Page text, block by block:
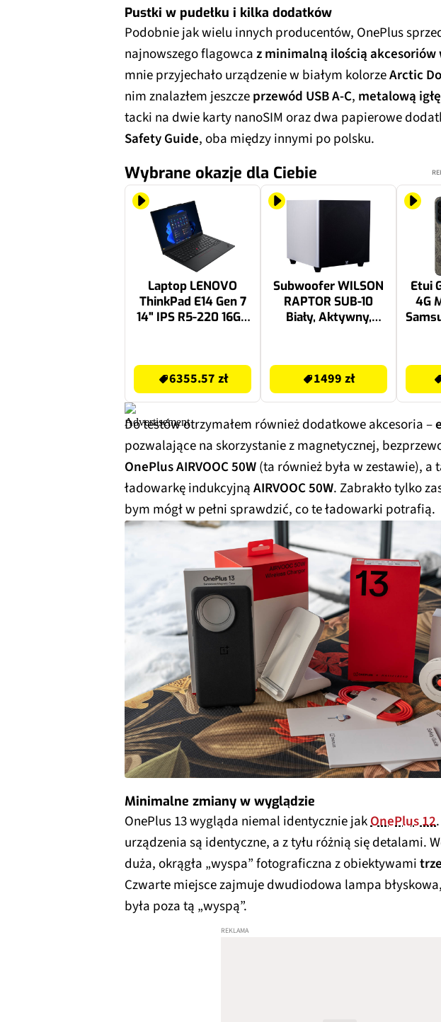
Pustki w pudełku i kilka dodatków
Podobnie jak wielu innych producentów, OnePlus
najnowszego flagowcaz minimalną ilością akcesoriów
mnie przyjechało urządzenie w białym kolorzeArctic
nim znalazłem jeszczeprzewód USB A-C, metalową igłę
tacki na dwie karty nanoSIM oraz dwa papierowe
Safety Guide, oba między innymi po polsku.
Wybrane okazje dla Ciebie
Laptop LENOVO
ThinkPad E14 Gen 7
14" IPS R5-220 16GB
Professional
6355.57 zł
Subwoofer WILSON
RAPTOR SUB-10
Biały, Aktywny,
Przetwornik na
froncie o długim
skoku, Tryb "Stand
1499 zł
Etui
4G
Do testów otrzymałem również dodatkowe akcesoria –
pozwalające na skorzystanie z magnetycznej,
OnePlus AIRVOOC 50W(ta również była w zestawie), a
ładowarkę indukcyjnąAIRVOOC 50W. Zabrakło tylko
bym mógł w pełni sprawdzić, co te ładowarki potrafią.
Minimalne zmiany w wyglądzie
OnePlus 13 wygląda niemal identycznie jakOnePlus 12
urządzenia są identyczne, a z tyłu różnią się detalami.
duża, okrągła „wyspa” fotograficzna z obiektywami
Czwarte miejsce zajmuje dwudiodowa lampa
była poza tą „wyspą”.